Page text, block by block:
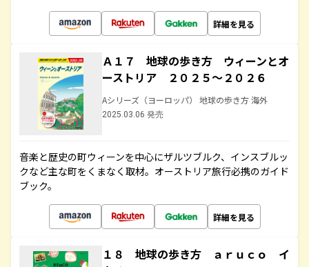
詳細を見る
Ａ１７ 地球の歩き方 ウィーンとオ
ーストリア ２０２５～２０２６
Aシリーズ（ヨーロッパ） 地球の歩き方 海外
2025.03.06 発売
音楽と歴史の町ウィーンを中心にザルツブルク、インスブルッ
クなど主な町をくまなく取材。オーストリア旅行必携のガイド
ブック。
詳細を見る
１８ 地球の歩き方 ａｒｕｃｏ イ